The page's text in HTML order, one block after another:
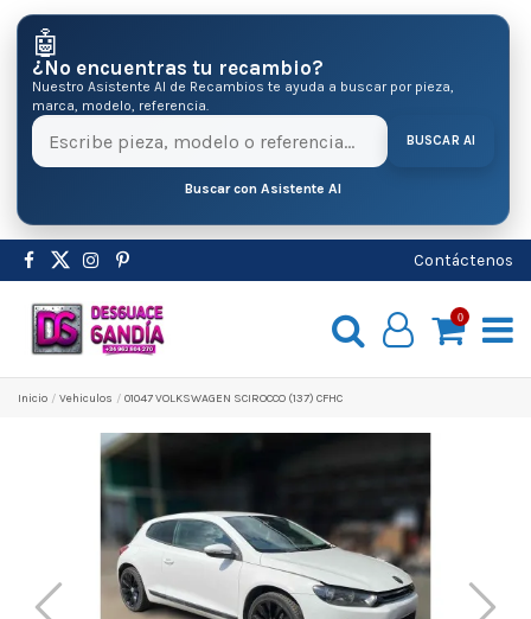
🤖
¿No encuentras tu recambio?
Nuestro Asistente AI de Recambios te ayuda a buscar por pieza,
marca, modelo, referencia.
BUSCAR AI
Buscar con Asistente AI
Contáctenos
0
Inicio Vehiculos 01047 VOLKSWAGEN SCIROCCO (137) CFHC